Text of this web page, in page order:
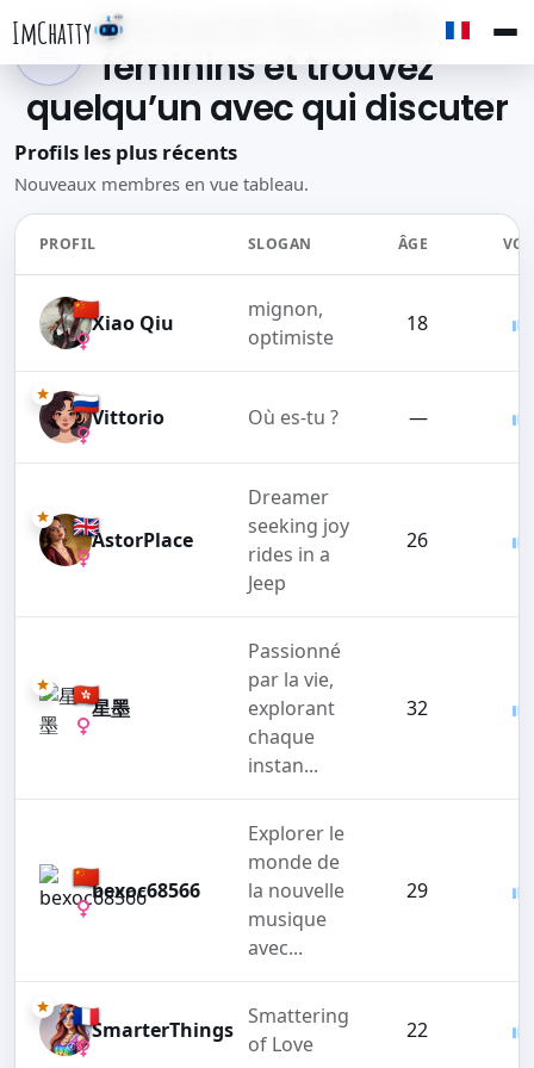
ImChattyParcourez les profils
féminins et trouvez
quelqu’un avec qui discuter
Profils les plus récents
Nouveaux membres en vue tableau.
PROFIL SLOGAN ÂGE
🇨🇳Xiao Qiu
mignon,
optimiste
18
🇷🇺Vittorio Où es-tu ? —
🇬🇧AstorPlace
Dreamer
seeking joy
rides in a
Jeep
26
🇭🇰星墨
Passionné
par la vie,
explorant
chaque
instan...
32
🇨🇳bexoc68566
Explorer le
monde de
la nouvelle
musique
avec...
29
🇫🇷SmarterThings
Smattering
of Love
22